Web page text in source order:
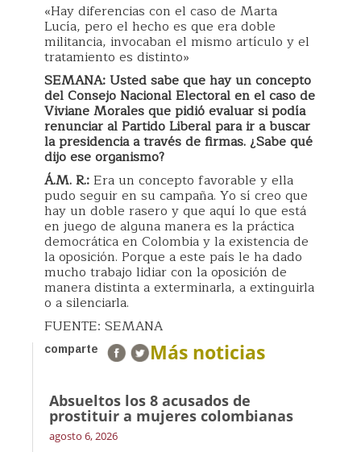
«Hay diferencias con el caso de Marta
Lucía, pero el hecho es que era doble
militancia, invocaban el mismo artículo y el
tratamiento es distinto»
SEMANA: Usted sabe que hay un concepto
del Consejo Nacional Electoral en el caso de
Viviane Morales que pidió evaluar si podía
renunciar al Partido Liberal para ir a buscar
la presidencia a través de firmas. ¿Sabe qué
dijo ese organismo?
Á.M. R.:Era un concepto favorable y ella
pudo seguir en su campaña. Yo sí creo que
hay un doble rasero y que aquí lo que está
en juego de alguna manera es la práctica
democrática en Colombia y la existencia de
la oposición. Porque a este país le ha dado
mucho trabajo lidiar con la oposición de
manera distinta a exterminarla, a extinguirla
o a silenciarla.
FUENTE: SEMANA
comparte Más noticias
Absueltos los 8 acusados de
prostituir a mujeres colombianas
agosto 6, 2026